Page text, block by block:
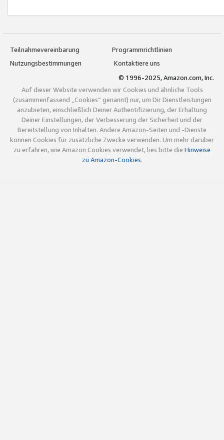
Teilnahmevereinbarung
Programmrichtlinien
Nutzungsbestimmungen
Kontaktiere uns
© 1996-2025, Amazon.com, Inc.
Auf dieser Website verwenden wir Cookies und ähnliche Tools
(zusammenfassend „Cookies“ genannt) nur, um Dir Dienstleistungen
anzubieten, einschließlich Deiner Authentifizierung, der Erhaltung
Deiner Einstellungen, der Verbesserung der Sicherheit und der
Bereitstellung von Inhalten. Andere Amazon-Seiten und -Dienste
können Cookies für zusätzliche Zwecke verwenden. Um mehr darüber
zu erfahren, wie Amazon Cookies verwendet, lies bitte die Hinweise
zu Amazon-Cookies.